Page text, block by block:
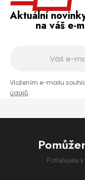
Aktuální
na váš e-
Vložením e-mailu
údajů
Potřebujete